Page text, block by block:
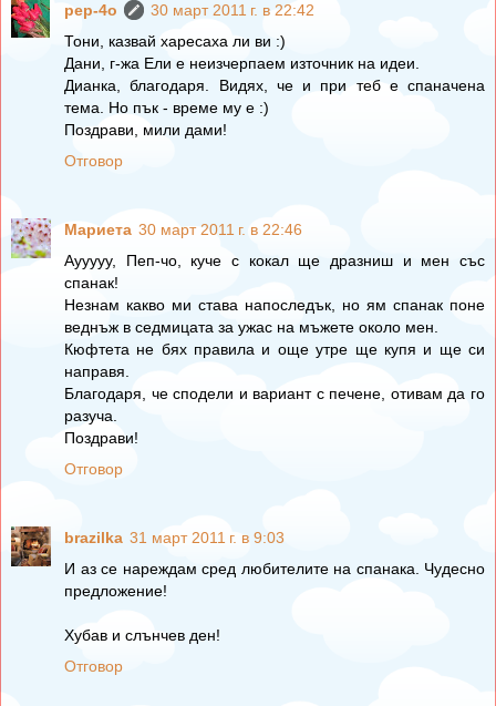
pep-4o
30 март 2011 г. в 22:42
Тони, казвай харесаха ли ви :)
Дани, г-жа Ели е неизчерпаем източник на идеи.
Дианка, благодаря. Видях, че и при теб е спаначена
тема. Но пък - време му е :)
Поздрави, мили дами!
Отговор
Мариета 30 март 2011 г. в 22:46
Аууууу, Пеп-чо, куче с кокал ще дразниш и мен със
спанак!
Незнам какво ми става напоследък, но ям спанак поне
веднъж в седмицата за ужас на мъжете около мен.
Кюфтета не бях правила и още утре ще купя и ще си
направя.
Благодаря, че сподели и вариант с печене, отивам да го
разуча.
Поздрави!
Отговор
brazilka 31 март 2011 г. в 9:03
И аз се нареждам сред любителите на спанака. Чудесно
предложение!
Хубав и слънчев ден!
Отговор